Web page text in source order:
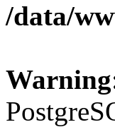
/data/
Warning